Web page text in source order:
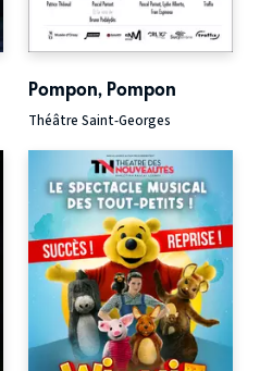
Pompon, Pompon
Théâtre Saint-Georges